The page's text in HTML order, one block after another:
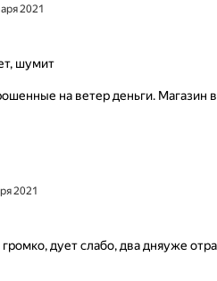
2021
шумит
на ветер деньги. Магазин
2021
дует слабо, два дняуже